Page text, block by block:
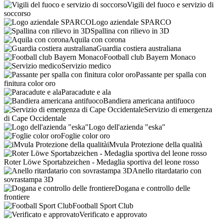
Vigili del fuoco e servizio di
soccorso
Logo aziendale SPARCO
Spallina con rilievo in 3D
Aquila con corona
Guardia costiera australiana
Football club Bayern Monaco
Servizio medico
Passante per spalla con
finitura color oro
Paracadute e ala
Bandiera americana antifuoco
Servizio di emergenza
di Cape Occidentale
Logo dell'azienda "eska"
Foglie color oro
iMvula Protezione della qualità
Roter Löwe Sportabzeichen - Medaglia sportiva del leone rosso
Anello ritardatario con
sovrastampa 3D
Dogana e controllo delle
frontiere
Football Sport Club
Verificato e approvato